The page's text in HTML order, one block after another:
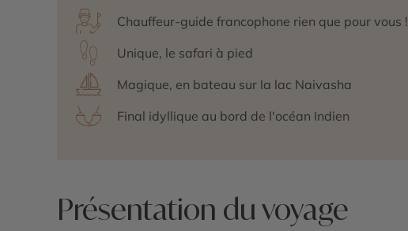
Chauffeur-guide francophone rien que pour vous !
Unique, le safari à pied
Magique, en bateau sur la lac Naivasha
Final idyllique au bord de l'océan Indien
Présentation du voyage